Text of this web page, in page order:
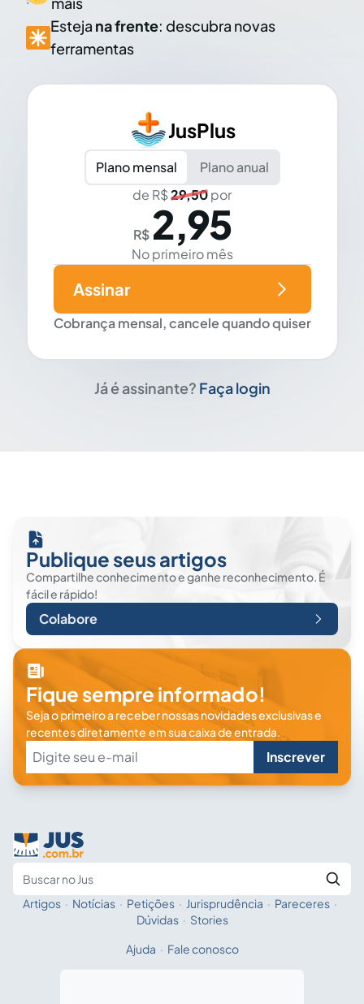
Esteja na frente: descubra novas
ferramentas
JusPlus
Plano mensal
Plano anual
de R$29,50por
R$ 2,95
No primeiro mês
Cobrança mensal, cancele quando quiser
Assinar
Já é assinante? Faça login
Publique seus artigos
Compartilhe conhecimento e ganhe reconhecimento. É
fácil e rápido!
Colabore
Fique sempre informado!
Seja o primeiro a receber nossas novidades exclusivas e
recentes diretamente em sua caixa de entrada.
Inscrever
Fale com a IA
Artigos · Notícias · Petições · Jurisprudência · Pareceres ·
Dúvidas · Stories
Ajuda · Fale conosco